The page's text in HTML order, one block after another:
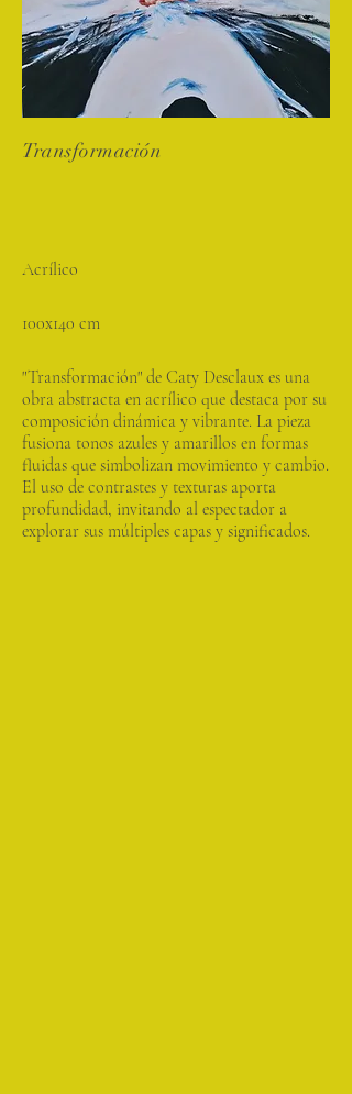
Transformación
Acrílico
100x140 cm
"Transformación" de Caty Desclaux es una
obra abstracta en acrílico que destaca por su
composición dinámica y vibrante. La pieza
fusiona tonos azules y amarillos en formas
fluidas que simbolizan movimiento y cambio.
El uso de contrastes y texturas aporta
profundidad, invitando al espectador a
explorar sus múltiples capas y significados.